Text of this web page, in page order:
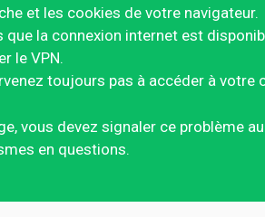
et les cookies de votre navigateur.
la connexion internet est
le VPN.
toujours pas à accéder à
vous devez signaler ce problème
en questions.